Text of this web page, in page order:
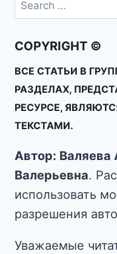
COPYRIGHT ©
ВСЕ СТАТЬИ В
РАЗДЕЛАХ,
РЕСУРСЕ,
ТЕКСТАМИ.
Автор: Валяева
Валерьевна.
использовать
разрешения
Уважаемые